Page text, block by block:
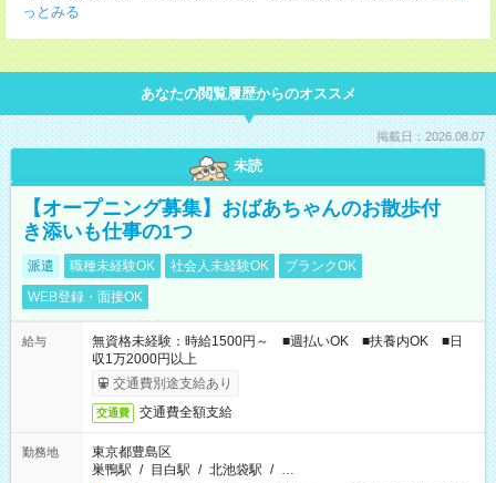
っとみる
あなたの閲覧履歴からのオススメ
掲載日：2026.08.07
未読
【オープニング募集】おばあちゃんのお散歩付
き添いも仕事の1つ
派遣 職種未経験OK 社会人未経験OK
ブランクOK
WEB登録・面接OK
給与
無資格未経験：時給1500円～ ■週払いOK ■扶養内OK ■日
収1万2000円以上
交通費別途支給あり
交通費 交通費全額支給
勤務地
東京都豊島区
巣鴨駅 / 目白駅 / 北池袋駅 / …